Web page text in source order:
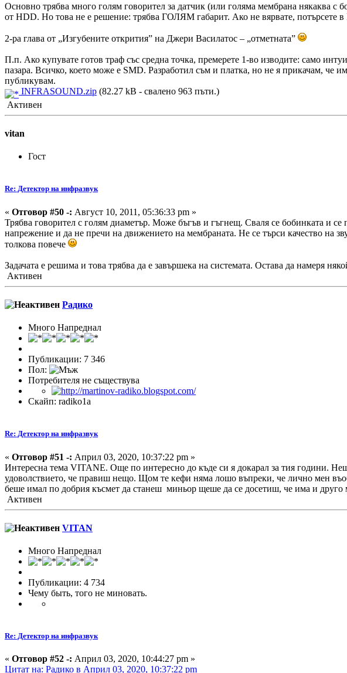
Основно трябва много голям говорител за датчик (или голяма мембрана някаква с
от HDD. Но това не е решение: трябва ГОЛЯМ габарит. Ако не вярвате, потърсете
2-ра глава от „Изгубените открития” на Джери Василатос – „отметната”
П.п. Ако купувате готов траф със средна точка, премерете 1-во изводите: само
пазара. Всичко, което може е SMD. Разработил съм и платка, но не я прикачам,
публикувам.
INFRASOUND.zip (82.27 kB - свалено 963 пъти.)
Активен
vitan
Гост
Re: Детектор на инфразвук
« Отговор #50 -: Август 10, 2011, 05:36:33 pm »
Трябва говорител с голям диаметър. Може бъгъв и гъгнещ. Сваля се бобинката и
напрежение и да не пречи на движението на мембраната. Не се търси качество
толкова повече
Задачата е решима и това трябва да е завършека на системата. Остава да намеря
Активен
Радико
Много Напреднал
Публикации: 7 346
Пол:
Потребителя не съществува
Скайп: radiko1a
Re: Детектор на инфразвук
« Отговор #51 -: Април 03, 2020, 10:37:22 pm »
Интересна тема VITANE. Още по интересно до къде си я докарал за тия години.
удоволствието, че правиш нещо. Щом те кефи няма лошо въпреки, че лично мен
беше имал по добрия късмет да станеш миньор щеше да се досетиш, че има и
Активен
VITAN
Много Напреднал
Публикации: 4 734
Чему быть, того не миновать.
Re: Детектор на инфразвук
« Отговор #52 -: Април 03, 2020, 10:44:27 pm »
Цитат на: Радико в Април 03, 2020, 10:37:22 pm